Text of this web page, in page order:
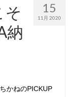
15
11月 2020
納
かねのPICKUP